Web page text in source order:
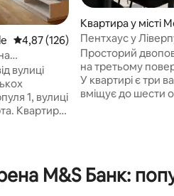
Середня оцінка: 4,87 з 5,
4,87 (126)
вулиці
1, вулиці
або пари,
Квартира у місті
Пентхаус у
паркінгом
Просторий
на третьому
У квартирі є три
вміщує до шести
спальні в
тераси, що
M&S Банк: